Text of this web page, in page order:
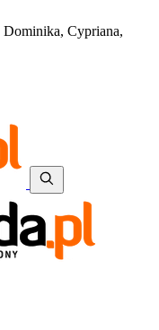
Dominika, Cypriana,